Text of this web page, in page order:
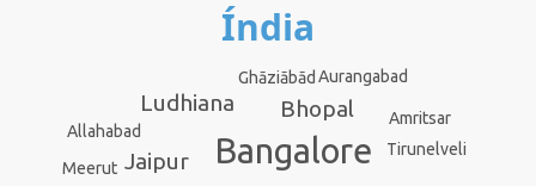
Índia
Bangalore
Jaipur
Bhopal
Ludhiana
Tirunelveli
Meerut
Ghāziābād
Amritsar
Allahabad
Aurangabad